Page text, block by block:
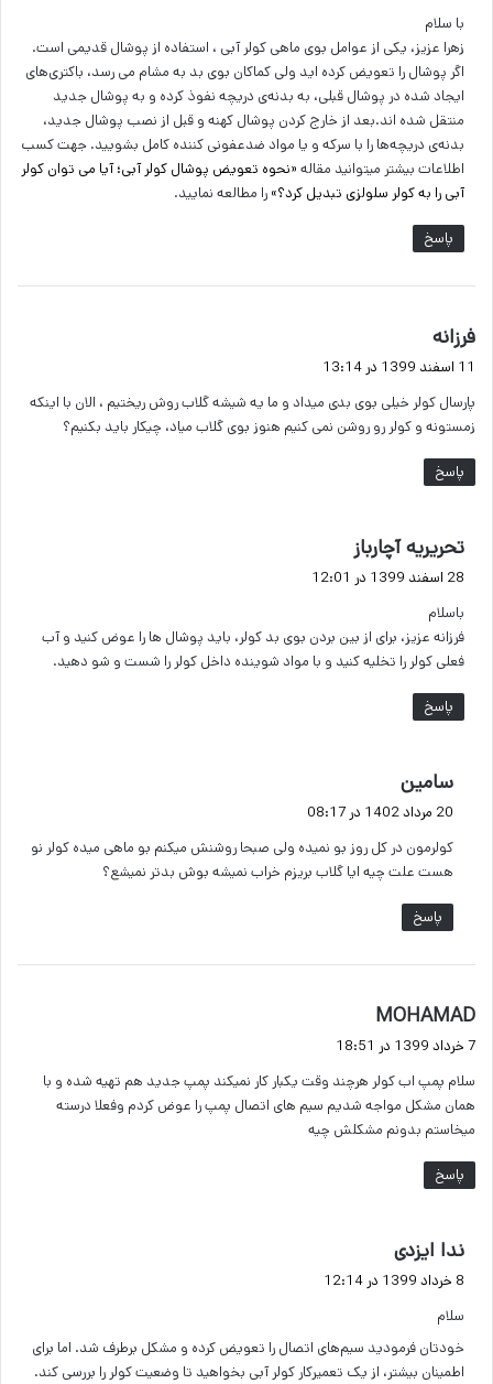
با سلام
زهرا عزیز، یکی از عوامل بوی ماهی کولر آبی ، استفاده از پوشال قدیمی است.
اگر پوشال را تعویض کرده اید ولی کماکان بوی بد به مشام می رسد، باکتری‌های
ایجاد شده در پوشال قبلی، به بدنه‌ی دریچه‌ نفوذ کرده و به پوشال جدید
منتقل شده اند.بعد از خارج کردن پوشال کهنه و قبل از نصب پوشال جدید،
بدنه‌ی دریچه‌ها را با سرکه و یا مواد ضدعفونی کننده کامل بشویید. جهت کسب
اطلاعات بیشتر میتوانید مقاله «نحوه تعویض پوشال کولر آبی؛ آیا می توان کولر
آبی را به کولر سلولزی تبدیل کرد؟» را مطالعه نمایید.
پاسخ
فرزانه
:
11 اسفند 1399 در 13:14
پارسال کولر خیلی بوی بدی میداد و ما یه شیشه گلاب روش ریختیم ، الان با اینکه
زمستونه و کولر رو روشن نمی کنیم هنوز بوی گلاب میاد، چیکار باید بکنیم؟
پاسخ
تحریریه آچارباز
ف
28 اسفند 1399 در 12:01
باسلام
فرزانه عزیز، برای از بین بردن بوی بد کولر، باید پوشال ها را عوض کنید و آب
فعلی کولر را تخلیه کنید و با مواد شوینده داخل کولر را شست و شو دهید.
پاسخ
سامین
ف
:
20 مرداد 1402 در 08:17
کولرمون در کل روز بو نمیده ولی صبحا روشنش میکنم بو ماهی میده کولر نو
هست علت چیه ایا گلاب بریزم خراب نمیشه بوش بدتر نمیشع؟
پاسخ
MOHAMAD
ف
:
7 خرداد 1399 در 18:51
سلام پمپ اب کولر هرچند وقت یکبار کار نمیکند پمپ جدید هم تهیه شده و با
همان مشکل مواجه شدیم سیم های اتصال پمپ را عوض کردم وفعلا درسته
میخاستم بدونم مشکلش چیه
پاسخ
ندا ایزدی
ف
8 خرداد 1399 در 12:14
سلام
خودتان فرمودید سیم‌های اتصال را تعویض کرده و مشکل برطرف شد. اما برای
اطمینان بیشتر، از یک تعمیرکار کولر آبی بخواهید تا وضعیت کولر را بررسی کند.